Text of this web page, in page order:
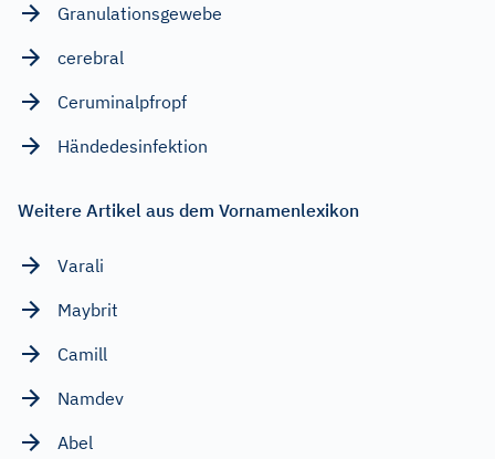
Granulationsgewebe
cerebral
Ceruminalpfropf
Händedesinfektion
Weitere Artikel aus dem Vornamenlexikon
Varali
Maybrit
Camill
Namdev
Abel